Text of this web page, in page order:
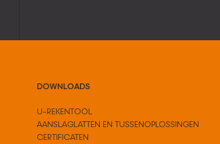
DOWNLOADS
U-REKENTOOL
AANSLAGLATTEN EN TUSSENOPLOSSINGEN
CERTIFICATEN